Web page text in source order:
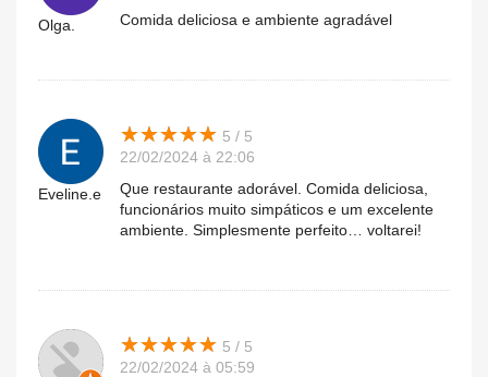
Olga. Comida deliciosa e ambiente agradável
Eveline.e
★★★★★
★★★★★ 5 / 5
22/02/2024 à 22:06
Que restaurante adorável. Comida deliciosa,
funcionários muito simpáticos e um excelente
ambiente. Simplesmente perfeito… voltarei!
★★★★★
★★★★★ 5 / 5
22/02/2024 à 05:59